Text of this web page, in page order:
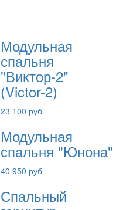
Модульная
спальня
"Виктор-2"
(Victor-2)
23 100 руб
Модульная
спальня "Юнона"
40 950 руб
Спальный